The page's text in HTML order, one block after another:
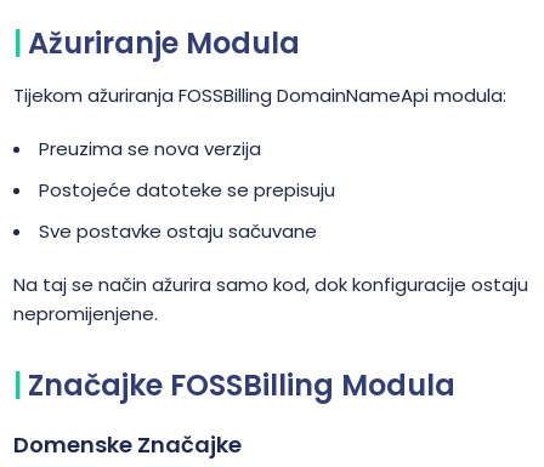
Ažuriranje Modula
Tijekom ažuriranja FOSSBilling DomainNameApi modula:
Preuzima se nova verzija
Postojeće datoteke se prepisuju
Sve postavke ostaju sačuvane
Na taj se način ažurira samo kod, dok konfiguracije ostaju
nepromijenjene.
Značajke FOSSBilling Modula
Domenske Značajke